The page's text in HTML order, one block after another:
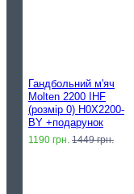
Гандбольний м'яч
Molten 2200 IHF
(розмір 0) H0X2200-
BY +подарунок
1190 грн. 1449 грн.